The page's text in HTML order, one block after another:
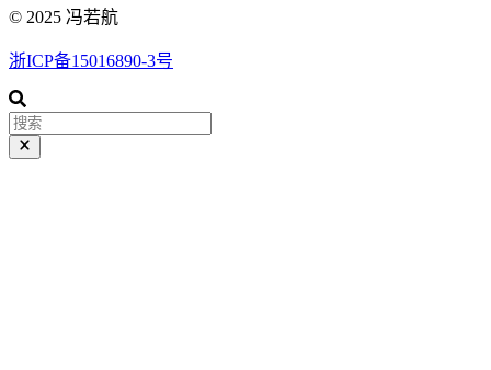
© 2025 冯若航
浙ICP备15016890-3号